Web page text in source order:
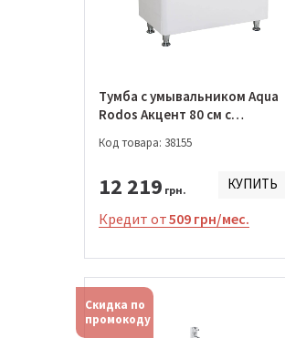
Тумба с умывальником Aqua
Rodos Акцент 80 см с
(АР0002166)
Код товара: 38155
12 219 грн. КУПИТЬ
Кредит от509 грн/мес.
Скидка по
промокоду